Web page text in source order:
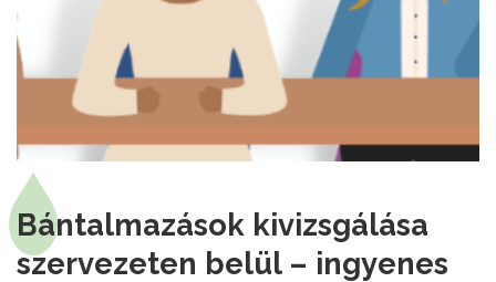
Bántalmazások kivizsgálása
szervezeten belül – ingyenes